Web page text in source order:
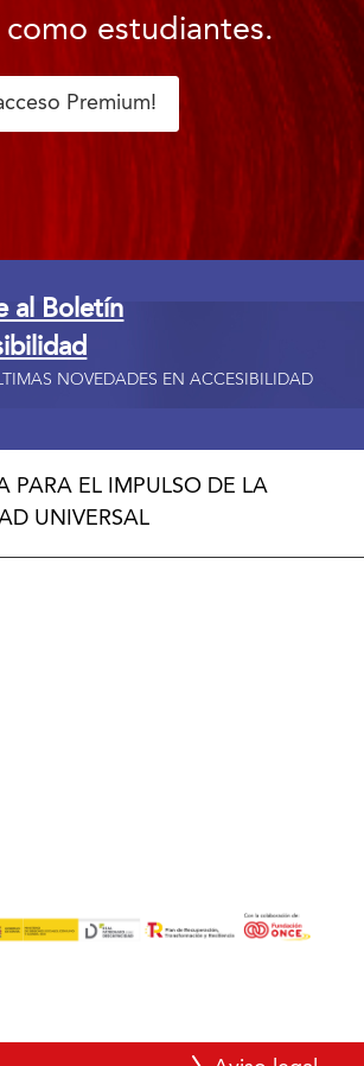
como estudiantes.
Premium!
al Boletín
NOVEDADES EN ACCESIBILIDAD
PARA EL IMPULSO DE LA
UNIVERSAL